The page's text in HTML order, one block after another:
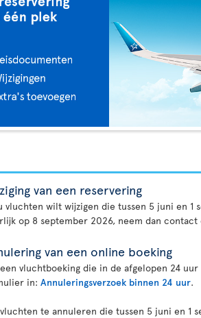
van een reservering
vluchten wilt wijzigen die tussen 5 juni en 1
op 8 september 2026, neem dan
van een online boeking
vluchtboeking die in de afgelopen 24
in: Annuleringsverzoek binnen 24 uur.
te annuleren die tussen 5 juni en 1